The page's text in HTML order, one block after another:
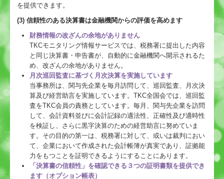
を提供できます。
(3) 信頼性のある決算書は金融機関からの評価を高めます
財務情報の改ざんの余地がありません
TKCモニタリング情報サービスでは、税務署に提出した内容
と同じ決算書・申告書が、自動的に金融機関へ開示されるた
め、改ざんの余地がありません。
月次巡回監査に基づく月次決算を実施しています
当事務所は、関与先企業を毎月訪問して、巡回監査、月次決
算及び経営助言を実施しています。TKC全国会では、巡回監
査をTKC会員の責務としています。毎月、関与先企業を訪問
して、会計資料並びに会計記録の適法性、正確性及び適時性
を検証し、さらに黒字決算のための経営助言に努めていま
す。その目的の第一は、税務署に対して、或いは裁判におい
て、企業において作成された会計帳簿が真実であり、証拠能
力をもつことを証明できるようにすることにあります。
「決算書の信頼性」を確認できる３つの証明書類を提供でき
ます（オプション帳表）